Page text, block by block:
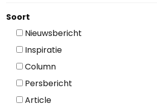
Soort
Nieuwsbericht
Inspiratie
Column
Persbericht
Article